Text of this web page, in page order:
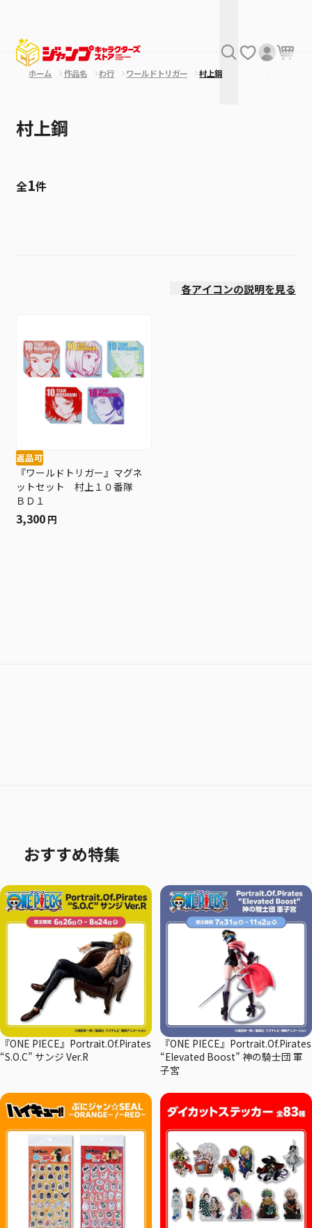
ホーム 作品名 わ行 ワールドトリガー 村上鋼
村上鋼
全1件
各アイコンの説明を見る
返品可
『ワールドトリガー』マグネ
ットセット 村上１０番隊
ＢＤ１
3,300 円
おすすめ特集
『ONE PIECE』Portrait.Of.Pirates
“S.O.C” サンジ Ver.R
『ONE PIECE』Portrait.Of.Pirates
“Elevated Boost” 神の騎士団 軍
子宮